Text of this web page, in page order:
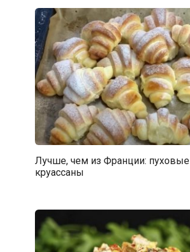
Лучше, чем из Франции: пуховые
круассаны